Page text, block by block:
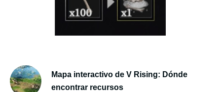
Mapa interactivo de V Rising: Dónde
encontrar recursos